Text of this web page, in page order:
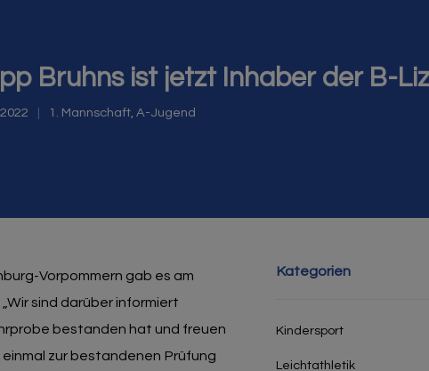
Bruhns ist jetzt Inhaber der B-
1. Mannschaft, A-Jugend
Vorpommern gab es am
sind darüber informiert
bestanden hat und freuen
einmal zur bestandenen Prüfung
Kategorien
Kindersport
Leichtathletik